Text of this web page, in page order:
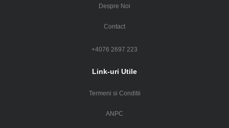
Despre Noi
Contact
+4076 2697 223
Link-uri Utile
Termeni si Conditii
ANPC